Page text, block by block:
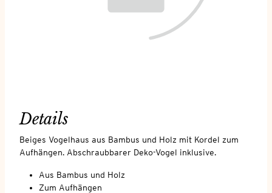
Details
Beiges Vogelhaus aus Bambus und Holz mit Kordel zum
Aufhängen. Abschraubbarer Deko-Vogel inklusive.
Aus Bambus und Holz
Zum Aufhängen